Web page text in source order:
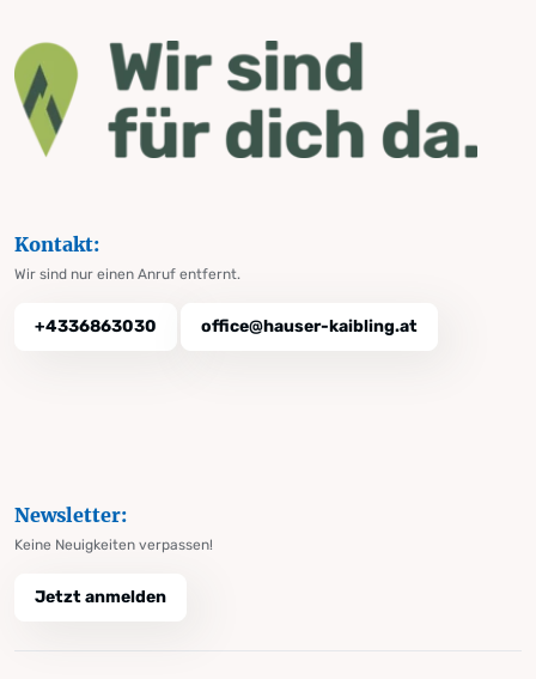
Kontakt:
Wir sind nur einen Anruf entfernt.
+4336863030 office@hauser-kaibling.at
Newsletter:
Keine Neuigkeiten verpassen!
Jetzt anmelden